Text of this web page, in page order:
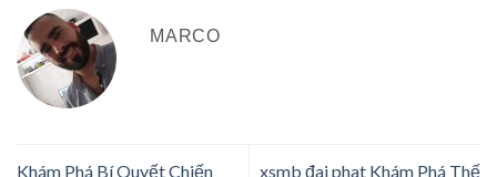
MARCO
Khám Phá Bí Quyết Chiến
xsmb đai phat Khám Phá Thế